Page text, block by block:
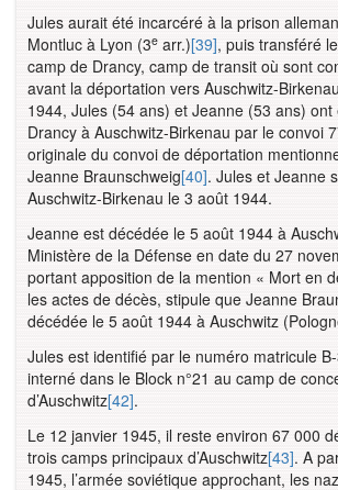
Jules aurait été incarcéré à la prison
Montluc à Lyon (3e arr.)[39], puis transféré
camp de Drancy, camp de transit où sont
avant la déportation vers Auschwitz-
1944, Jules (54 ans) et Jeanne (53 ans)
Drancy à Auschwitz-Birkenau par le convoi
originale du convoi de déportation
Jeanne Braunschweig[40]. Jules et Jeanne
Auschwitz-Birkenau le 3 août 1944.
Jeanne est décédée le 5 août 1944 à
Ministère de la Défense en date du 27
portant apposition de la mention « Mort en
les actes de décès, stipule que Jeanne
décédée le 5 août 1944 à Auschwitz
Jules est identifié par le numéro matricule
interné dans le Block n°21 au camp de
d’Auschwitz[42].
Le 12 janvier 1945, il reste environ 67 000
trois camps principaux d’Auschwitz[43]. A
1945, l’armée soviétique approchant, les